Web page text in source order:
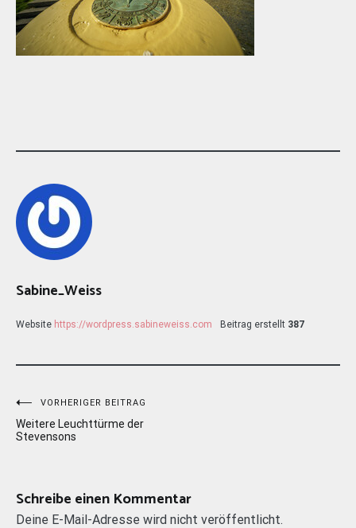
Sabine_Weiss
Website https://wordpress.sabineweiss.com Beitrag erstellt 387
Beitragsnavigation
VORHERIGER BEITRAG
Weitere Leuchttürme der
Stevensons
Schreibe einen Kommentar
Deine E-Mail-Adresse wird nicht veröffentlicht.